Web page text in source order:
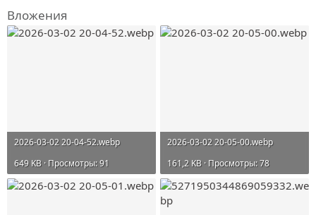
Вложения
2026-03-02 20-04-52.webp
649 KB · Просмотры: 91
2026-03-02 20-05-00.webp
161,2 KB · Просмотры: 78